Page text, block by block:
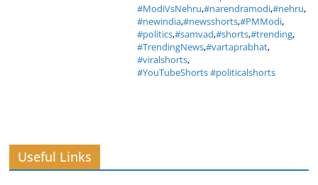
#ModiVsNehru,#narendramodi,#nehru,
#newindia,#newsshorts,#PMModi,
#politics,#samvad,#shorts,#trending,
#TrendingNews,#vartaprabhat,
#viralshorts,
#YouTubeShorts #politicalshorts
Useful Links